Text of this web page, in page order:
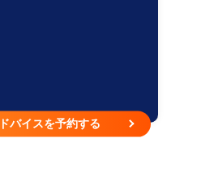
バイスを予約する